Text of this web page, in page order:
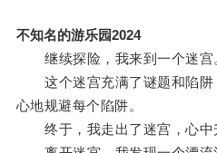
不知名的游乐园2024
继续探险，我来到一个迷宫
这个迷宫充满了谜题和陷阱
心地规避每个陷阱。
终于，我走出了迷宫，心中